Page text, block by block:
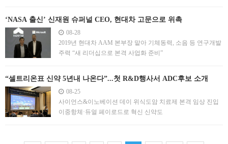
스라엘에서 겪었던 일화를 소개했다. 과거 방송인 송은이, 김
숙과 함께 해외여행을 떠난 황보는 이스라엘에서 요르단
‘NASA 출신’ 신재원 슈퍼널 CEO, 현대차 고문으로 위촉
08-28
2019년 현대차 AAM 본부장 맡아 기체동력, 소음 등 연구개발
주력 “새 리더십으로 본격 사업화 준비”
“셀트리온표 신약 5년내 나온다”...첫 R&D행사서 ADC후보 소개
08-25
사이언스&이노베이션 데이 위식도암 치료제 본격 임상 진입
이중항체·듀얼 페이로드로 혁신 신약도